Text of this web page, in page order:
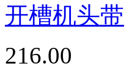
开槽机头带
216.00